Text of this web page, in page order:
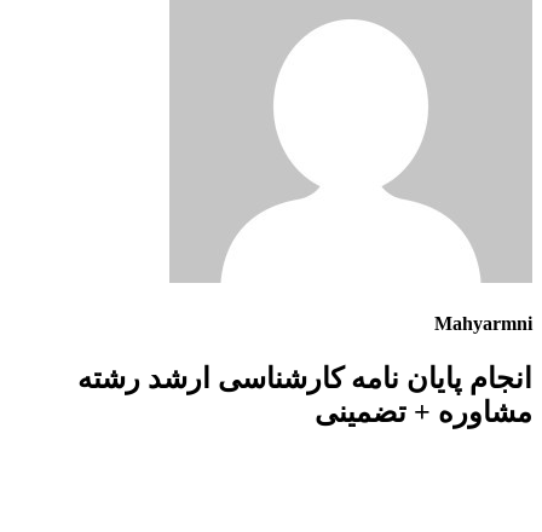
Mahyarmni
انجام پایان نامه کارشناسی ارشد رشته
مشاوره + تضمینی